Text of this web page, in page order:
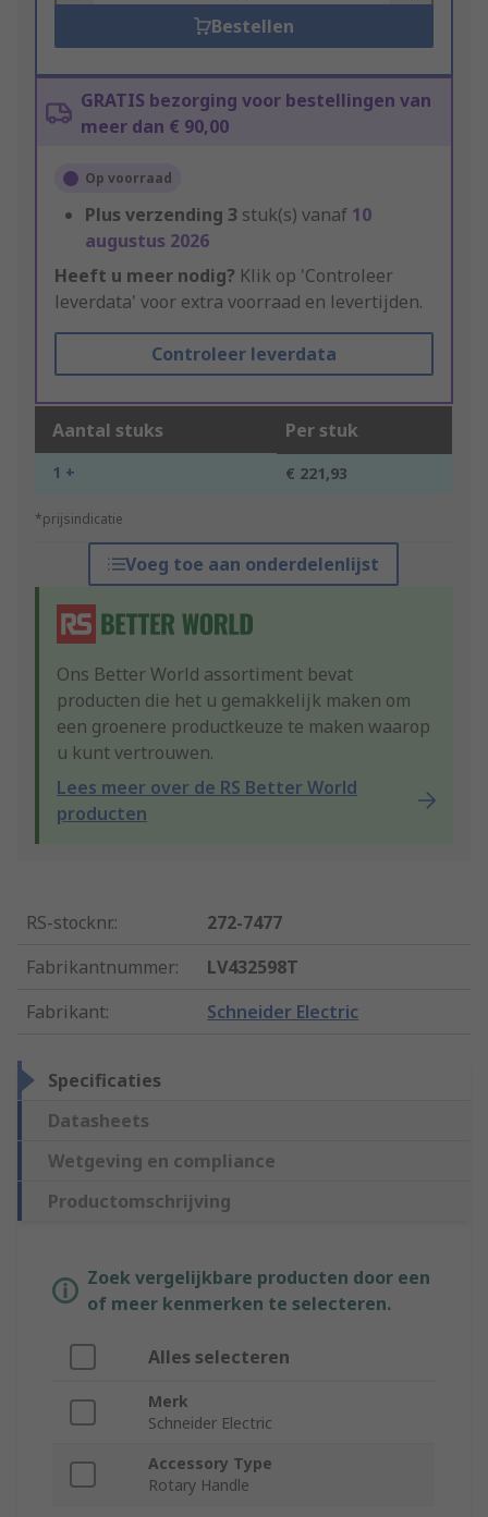
Bestellen
GRATIS bezorging voor bestellingen van
meer dan € 90,00
Op voorraad
Plus verzending 3 stuk(s) vanaf 10
augustus 2026
Heeft u meer nodig? Klik op 'Controleer
leverdata' voor extra voorraad en levertijden.
Controleer leverdata
Aantal stuks Per stuk
1 + € 221,93
*prijsindicatie
Voeg toe aan onderdelenlijst
Ons Better World assortiment bevat
producten die het u gemakkelijk maken om
een groenere productkeuze te maken waarop
u kunt vertrouwen.
Lees meer over de RS Better World
producten
RS-stocknr.:
272-7477
Fabrikantnummer:
LV432598T
Fabrikant: Schneider Electric
Specificaties
Datasheets
Wetgeving en compliance
Productomschrijving
Zoek vergelijkbare producten door een
of meer kenmerken te selecteren.
Alles selecteren
Merk
Schneider Electric
Accessory Type
Rotary Handle